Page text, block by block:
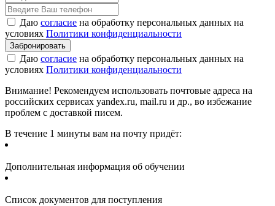
Даю согласие на обработку персональных данных на
условиях Политики конфиденциальности
Даю согласие на обработку персональных данных на
условиях Политики конфиденциальности
Внимание! Рекомендуем использовать почтовые адреса на
российских сервисах yandex.ru, mail.ru и др., во избежание
проблем с доставкой писем.
В течение 1 минуты вам на почту придёт:
Дополнительная информация об обучении
Список документов для поступления